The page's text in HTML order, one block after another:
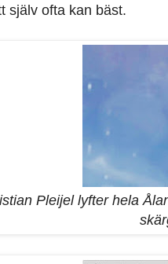
själv ofta kan bäst.
Pleijel lyfter hela